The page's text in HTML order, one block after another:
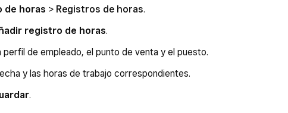
de horas > Registros de horas.
registro de horas.
perfil de empleado, el punto de venta y el puesto.
y las horas de trabajo correspondientes.
.